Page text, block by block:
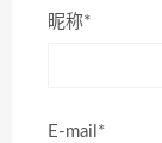
昵称*
E-mail*